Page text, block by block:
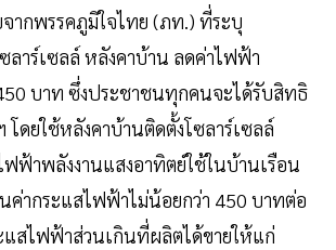
ากพรรคภูมิใจไทย (ภท.) ที่ระบุ
ซลาร์เซลล์ หลังคาบ้าน ลดค่าไฟฟ้า
บาท ซึ่งประชาชนทุกคนจะได้รับสิทธิ
โดยใช้หลังคาบ้านติดตั้งโซลาร์เซลล์
ฟ้าพลังงานแสงอาทิตย์ใช้ในบ้านเรือน
ค่ากระแสไฟฟ้าไม่น้อยกว่า 450 บาทต่อ
แสไฟฟ้าส่วนเกินที่ผลิตได้ขายให้แก่